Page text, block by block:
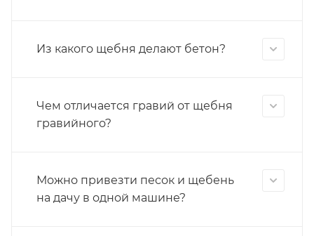
Из какого щебня делают бетон?
Чем отличается гравий от щебня
гравийного?
Можно привезти песок и щебень
на дачу в одной машине?